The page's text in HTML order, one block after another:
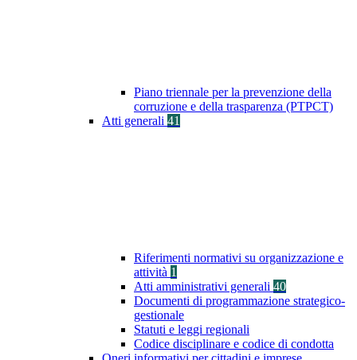
Piano triennale per la prevenzione della
corruzione e della trasparenza (PTPCT)
Atti generali 41
Riferimenti normativi su organizzazione e
attività 1
Atti amministrativi generali 40
Documenti di programmazione strategico-
gestionale
Statuti e leggi regionali
Codice disciplinare e codice di condotta